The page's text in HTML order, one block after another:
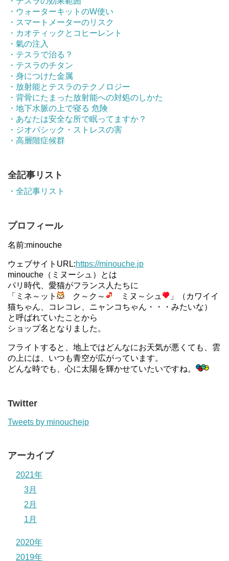
・ウォーターキットのW使い
・スマートメーターのリスク
・カオティックとコヒーレント
・氣の注入
・テスラで治る？
・テスラのチタン
・身につけた金属
・放射能とテスラのテクノロジー
・背骨にたまった放射能への対処のしかた
・地下水脈の上で寝る 危険
・あなたは安全な所で眠ってますか？
・ジオパシック・ストレスの害
・高層階症候群
全記事リスト
・全記事リスト
プロフィール
名前:minouche
ウェブサイトURL:https://minouche.jp
minouche（ミヌーシュ）とは
パリ時代、愛猫がフランス人たちに
「ミネ～ット
ク～ク～ ミヌ～シュ
」（カワイイ
猫ちゃん、コレコレ、ニャンコちゃん・・・みたいな）
と呼ばれていたことから
ショップ名となりました。
フライトすると、地上ではどんなにお天気が悪くても、雲
の上には、いつも青空が広がっています。
どんな時でも、心に太陽を輝かせていたいですね。
Twitter
Tweets by minouchejp
アーカイブ
2021年
3月
2月
1月
2020年
2019年